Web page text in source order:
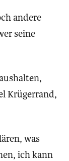
andere
seine
Krügerrand,
was
ich kann